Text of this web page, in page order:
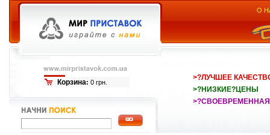
Корзина: 0 грн.
О
>?ЛУЧШЕЕ
>?НИЗКИЕ?ЦЕНЫ